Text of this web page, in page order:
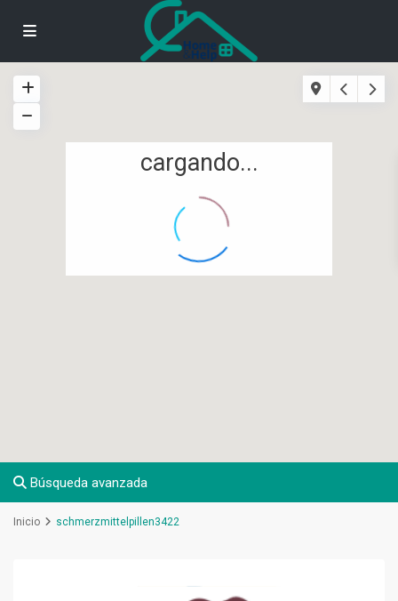
cargando...
Búsqueda avanzada
Inicio schmerzmittelpillen3422